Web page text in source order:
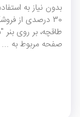
بدون نیاز به
30 درصدی از
طاقچه، بر روی
صفحه مربوط به ...